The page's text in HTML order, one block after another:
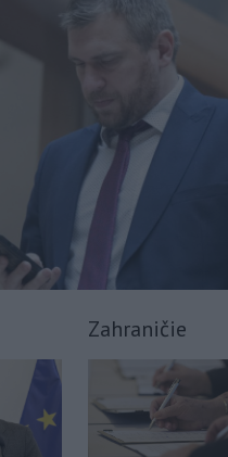
Zahraničie